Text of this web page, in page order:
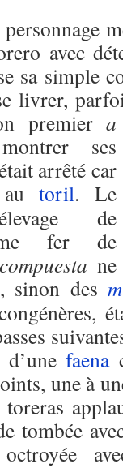
avec
sa simple
livrer,
premiera
ses
arrêté car
autoril. Le
de
fer de
ne
sinon des
d’unefaena
une à
toreras
tombée